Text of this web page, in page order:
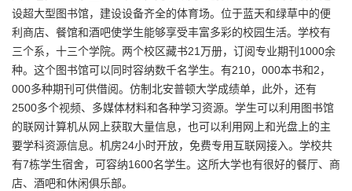
设超大型图书馆，建设设备齐全的体育场。位于蓝天和绿草中的便
利商店、餐馆和酒吧使学生能够享受丰富多彩的校园生活。学校有
三个系，十三个学院。两个校区藏书21万册，订阅专业期刊1000余
种。这个图书馆可以同时容纳数千名学生。有210，000本书和2，
000多种期刊可供借阅。仿制北安普顿大学成绩单，此外，还有
2500多个视频、多媒体材料和各种学习资源。学生可以利用图书馆
的联网计算机从网上获取大量信息，也可以利用网上和光盘上的主
要学科资源信息。机房24小时开放，免费专用互联网接入。学校共
有7栋学生宿舍，可容纳1600名学生。这所大学也有很好的餐厅、商
店、酒吧和休闲俱乐部。